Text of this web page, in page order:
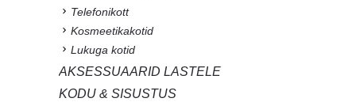
Telefonikott
Kosmeetikakotid
Lukuga kotid
AKSESSUAARID LASTELE
KODU & SISUSTUS